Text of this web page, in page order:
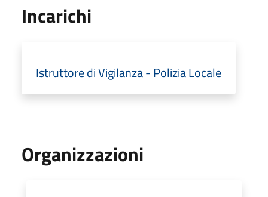
Incarichi
Istruttore di Vigilanza - Polizia Locale
Organizzazioni